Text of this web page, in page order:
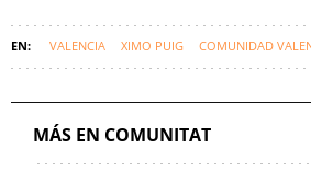
VALENCIA XIMO PUIG COMUNIDAD
JOSÉ LUIS CALAMA (AUDIENCIA NACIONAL)
MÁS EN COMUNITAT